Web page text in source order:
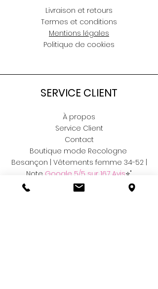
Livraison et retours
Termes et conditions
Mentions légales
Politique de cookies
SERVICE CLIENT
À propos
Service Client
Contact
Boutique mode Recologne
Besançon | Vêtements femme 34-52 |
Note Google 5/5 sur 167 Avis⭐"